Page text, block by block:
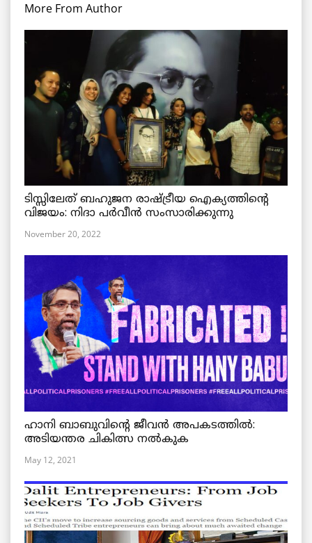
More From Author
ടിസ്സിലേത് ബഹുജന രാഷ്ട്രീയ ഐക്യത്തിന്റെ
വിജയം: നിദാ പർവീൻ സംസാരിക്കുന്നു
November 20, 2022
ഹാനി ബാബുവിന്റെ ജീവൻ അപകടത്തിൽ:
അടിയന്തര ചികിത്സ നൽകുക
May 12, 2021